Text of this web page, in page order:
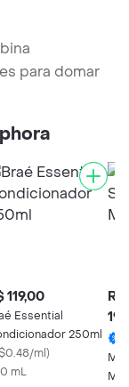
para domar
119,00
Essential
250ml
ml)
mL
R$